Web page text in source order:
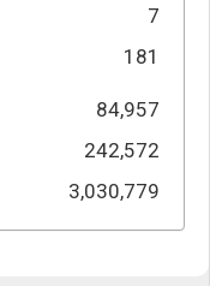
7
181
84,957
242,572
3,030,779